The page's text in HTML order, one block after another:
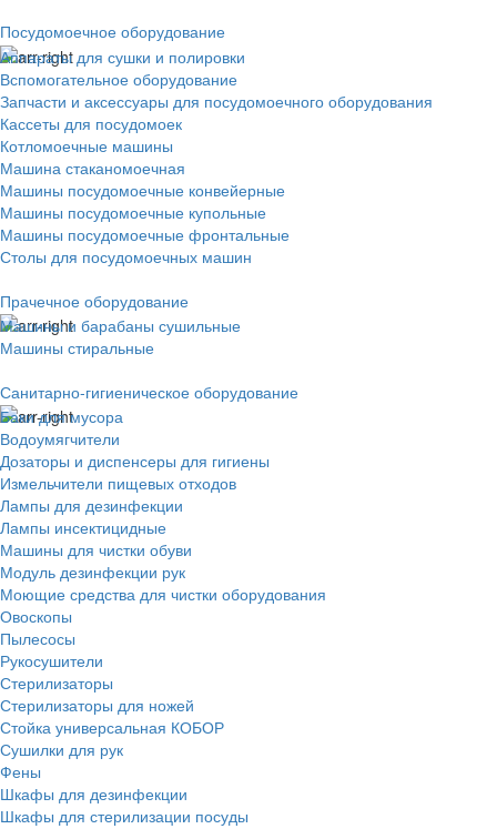
Посудомоечное оборудование
Аппараты для сушки и полировки
Вспомогательное оборудование
Запчасти и аксессуары для посудомоечного оборудования
Кассеты для посудомоек
Котломоечные машины
Машина стаканомоечная
Машины посудомоечные конвейерные
Машины посудомоечные купольные
Машины посудомоечные фронтальные
Столы для посудомоечных машин
Прачечное оборудование
Машины и барабаны сушильные
Машины стиральные
Санитарно-гигиеническое оборудование
Баки для мусора
Водоумягчители
Дозаторы и диспенсеры для гигиены
Измельчители пищевых отходов
Лампы для дезинфекции
Лампы инсектицидные
Машины для чистки обуви
Модуль дезинфекции рук
Моющие средства для чистки оборудования
Овоскопы
Пылесосы
Рукосушители
Стерилизаторы
Стерилизаторы для ножей
Стойка универсальная КОБОР
Сушилки для рук
Фены
Шкафы для дезинфекции
Шкафы для стерилизации посуды